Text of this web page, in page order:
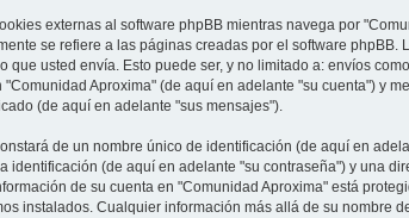
externas al software phpBB mientras navega por
se refiere a las páginas creadas por el software phpBB.
que usted envía. Esto puede ser, y no limitado a: envíos
Aproxima" (de aquí en adelante "su cuenta") y
(de aquí en adelante "sus mensajes").
de un nombre único de identificación (de aquí en
identificación (de aquí en adelante "su contraseña") y una
de su cuenta en "Comunidad Aproxima" está
instalados. Cualquier información más allá de su nombre